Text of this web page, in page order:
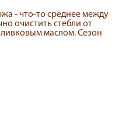
- что-то среднее между
очистить стебли от
маслом. Сезон